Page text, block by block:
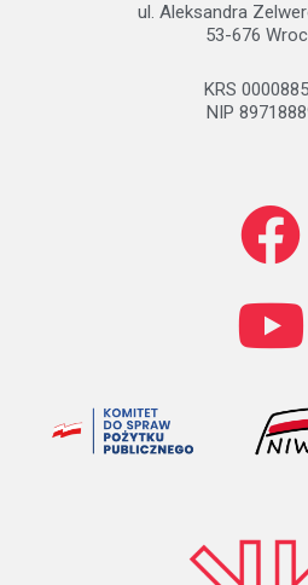
ul. Aleksandra
53-676
KRS
NIP